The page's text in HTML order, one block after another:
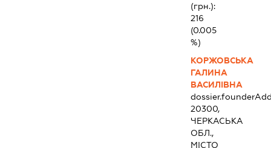
(грн.):
216
(0.005
%)
КОРЖОВСЬКА
ГАЛИНА
ВАСИЛІВНА
20300,
ЧЕРКАСЬКА
ОБЛ.,
МІСТО